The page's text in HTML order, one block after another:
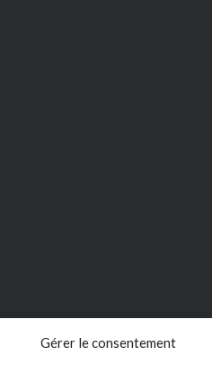
Gérer le consentement